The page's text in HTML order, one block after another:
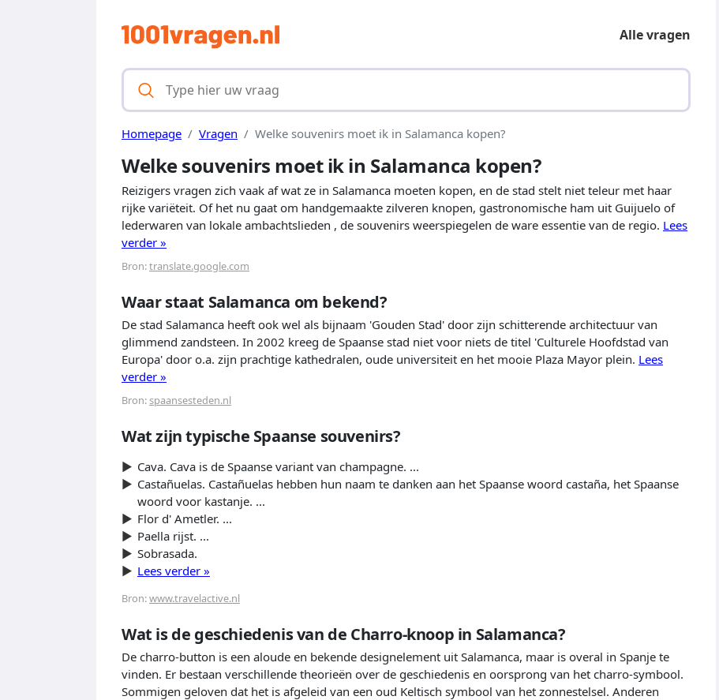
Alle vragen
Homepage Vragen Welke souvenirs moet ik in Salamanca kopen?
Welke souvenirs moet ik in Salamanca kopen?
Reizigers vragen zich vaak af wat ze in Salamanca moeten kopen, en de stad stelt niet teleur met haar
rijke variëteit. Of het nu gaat om handgemaakte zilveren knopen, gastronomische ham uit Guijuelo of
lederwaren van lokale ambachtslieden , de souvenirs weerspiegelen de ware essentie van de regio. Lees
verder »
Bron:translate.google.com
Waar staat Salamanca om bekend?
De stad Salamanca heeft ook wel als bijnaam 'Gouden Stad' door zijn schitterende architectuur van
glimmend zandsteen. In 2002 kreeg de Spaanse stad niet voor niets de titel 'Culturele Hoofdstad van
Europa' door o.a. zijn prachtige kathedralen, oude universiteit en het mooie Plaza Mayor plein. Lees
verder »
Bron:spaansesteden.nl
Wat zijn typische Spaanse souvenirs?
Cava. Cava is de Spaanse variant van champagne. ...
Castañuelas. Castañuelas hebben hun naam te danken aan het Spaanse woord castaña, het Spaanse
woord voor kastanje. ...
Flor d' Ametler. ...
Paella rijst. ...
Sobrasada.
Lees verder »
Bron:www.travelactive.nl
Wat is de geschiedenis van de Charro-knoop in Salamanca?
De charro-button is een aloude en bekende designelement uit Salamanca, maar is overal in Spanje te
vinden. Er bestaan ​​verschillende theorieën over de geschiedenis en oorsprong van het charro-symbool.
Sommigen geloven dat het is afgeleid van een oud Keltisch symbool van het zonnestelsel. Anderen